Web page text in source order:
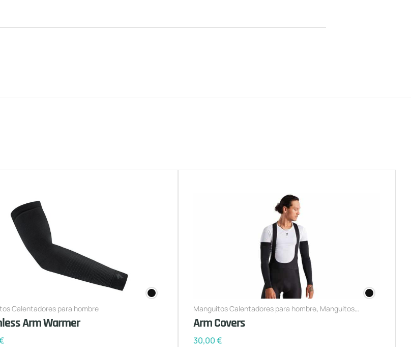
Calentadores para hombre
Arm Warmer
Manguitos Calentadores para hombre, Manguitos
Calentadores para mujer
Arm Covers
30,00€